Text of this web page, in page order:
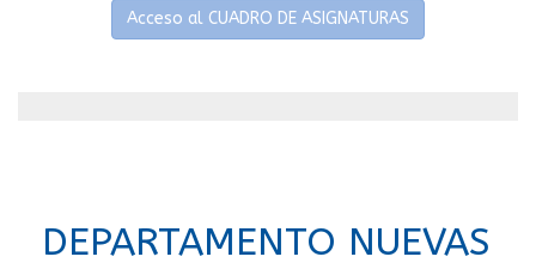
Acceso al CUADRO DE ASIGNATURAS
DEPARTAMENTO NUEVAS